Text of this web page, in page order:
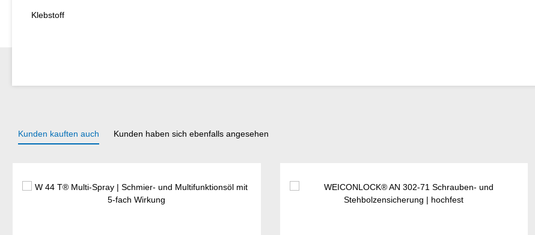
Klebstoff
Kunden kauften auch Kunden haben sich ebenfalls angesehen